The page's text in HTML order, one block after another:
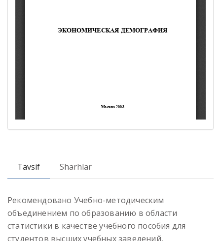
Tavsif Sharhlar
Рекомендовано Учебно-методическим
объединением по образованию в области
статистики в качестве учебного пособия для
студентов высших учебных заведений,